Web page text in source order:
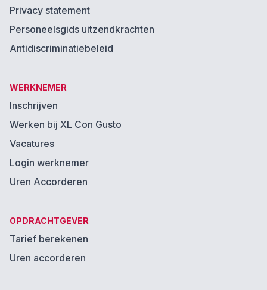
Privacy statement
Personeelsgids uitzendkrachten
Antidiscriminatiebeleid
WERKNEMER
Inschrijven
Werken bij XL Con Gusto
Vacatures
Login werknemer
Uren Accorderen
OPDRACHTGEVER
Tarief berekenen
Uren accorderen